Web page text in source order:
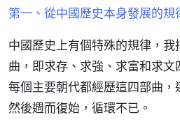
第一、從中國歷史本身發展的規
中國歷史上有個特殊的規律，
曲，即求存、求強、求富和求文
每個主要朝代都經歷這四部曲，
然後週而復始，循環不已。